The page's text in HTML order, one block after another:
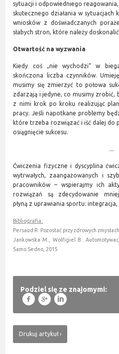
sytuacji i odpowiedniego
skutecznego działania w sytuacjach
wniosków z doświadczanych
słabych stron, które należy doskonalić.
Otwartość na wyzwania
Kiedy coś „nie wychodzi“ w
skończona liczba czynników.
musimy się zmierzyć to połowa
zdarzają i jedyne, co musimy zrobić,
z nimi krok po kroku realizując
pracy. Jeśli napotkane problemy
które trzeba rozwiązać i iść dalej do
osiągnięcie sukcesu.
Ćwiczenia fizyczne i dyscyplina
wytrwałych, zaangażowanych i
pracowników – wspierajmy ich
rozwiązań są zdecydowanie
płyną z uprawiania sportu:
Bibliografia:
Persaud R: Pozostać przy zdrowych
Jankowska M., Wolfigiel B.:
Samo Sedno, 2015
Podziel się ze znajomymi:
f g l
Drukuj artykuł